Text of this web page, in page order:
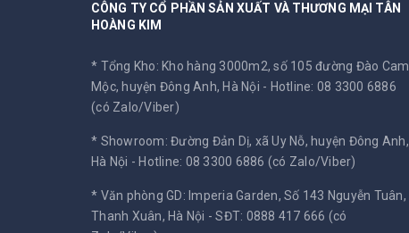
CÔNG TY CỔ PHẦN SẢN XUẤT VÀ THƯƠNG MẠI TÂN
HOÀNG KIM
* Tổng Kho: Kho hàng 3000m2, số 105 đường Đào Cam
Mộc, huyện Đông Anh, Hà Nội - Hotline: 08 3300 6886
(có Zalo/Viber)
* Showroom: Đường Đản Dị, xã Uy Nỗ, huyện Đông Anh,
Hà Nội - Hotline: 08 3300 6886 (có Zalo/Viber)
* Văn phòng GD: Imperia Garden, Số 143 Nguyễn Tuân,
Thanh Xuân, Hà Nội -SĐT: 0888 417 666 (có